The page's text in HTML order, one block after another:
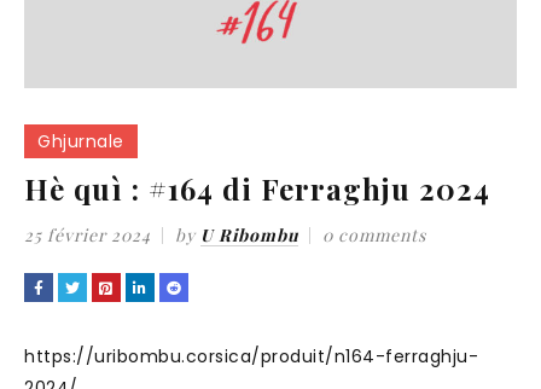
Ghjurnale
Hè quì : #164 di Ferraghju 2024
25 février 2024 by U Ribombu 0 comments
https://uribombu.corsica/produit/n164-ferraghju-